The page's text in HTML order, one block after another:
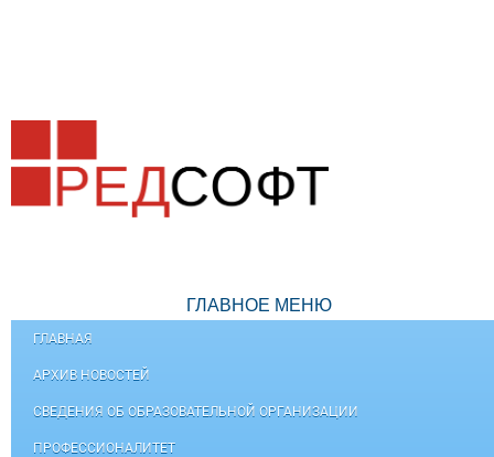
ГЛАВНОЕ МЕНЮ
ГЛАВНАЯ
АРХИВ НОВОСТЕЙ
СВЕДЕНИЯ ОБ ОБРАЗОВАТЕЛЬНОЙ ОРГАНИЗАЦИИ
ПРОФЕССИОНАЛИТЕТ